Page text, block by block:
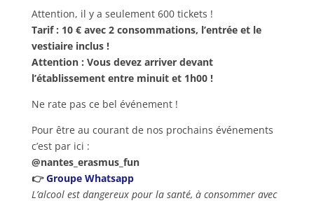
Attention, il y a seulement 600 tickets !
Tarif : 10 € avec 2 consommations, l’entrée et le
vestiaire inclus !
Attention : Vous devez arriver devant
l’établissement entre minuit et 1h00 !
Ne rate pas ce bel événement !
Pour être au courant de nos prochains événements
c’est par ici :
@nantes_erasmus_fun
👉Groupe Whatsapp
L’alcool est dangereux pour la santé, à consommer avec